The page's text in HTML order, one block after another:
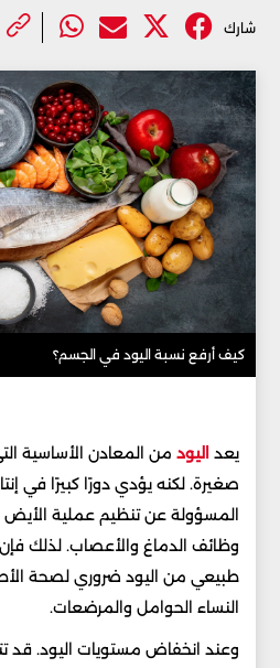
شارك
كيف أرفع نسبة اليود في الجسم؟
يعد اليود من المعادن الأساسية
صغيرة. لكنه يؤدي دورًا كبيرًا في
المسؤولة عن تنظيم عملية الأيض
وظائف الدماغ والأعصاب. لذلك
طبيعي من اليود ضروري لصحة
النساء الحوامل والمرضعات.
وعند انخفاض مستويات اليود. قد